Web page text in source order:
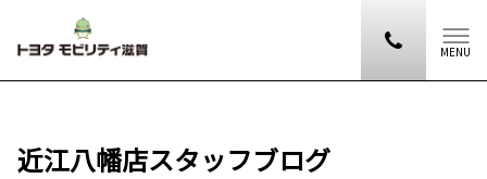
MENU
近江八幡店スタッフブログ